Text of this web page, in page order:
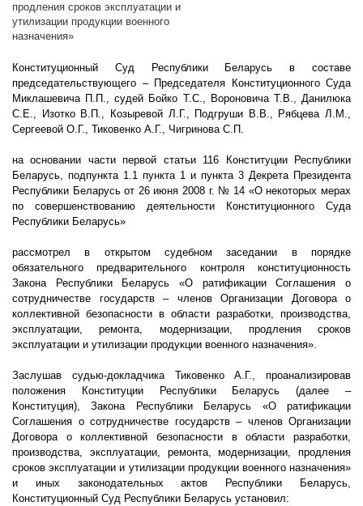
продления сроков эксплуатации и
утилизации продукции военного
назначения»
Конституционный Суд Республики Беларусь в составе
председательствующего – Председателя Конституционного Суда
Миклашевича П.П., судей Бойко Т.С., Вороновича Т.В., Данилюка
С.Е., Изотко В.П., Козыревой Л.Г., Подгруши В.В., Рябцева Л.М.,
Сергеевой О.Г., Тиковенко А.Г., Чигринова С.П.
на основании части первой статьи 116 Конституции Республики
Беларусь, подпункта 1.1 пункта 1 и пункта 3 Декрета Президента
Республики Беларусь от 26 июня 2008 г. № 14 «О некоторых мерах
по совершенствованию деятельности Конституционного Суда
Республики Беларусь»
рассмотрел в открытом судебном заседании в порядке
обязательного предварительного контроля конституционность
Закона Республики Беларусь «О ратификации Соглашения о
сотрудничестве государств – членов Организации Договора о
коллективной безопасности в области разработки, производства,
эксплуатации, ремонта, модернизации, продления сроков
эксплуатации и утилизации продукции военного назначения».
Заслушав судью-докладчика Тиковенко А.Г., проанализировав
положения Конституции Республики Беларусь (далее –
Конституция), Закона Республики Беларусь «О ратификации
Соглашения о сотрудничестве государств – членов Организации
Договора о коллективной безопасности в области разработки,
производства, эксплуатации, ремонта, модернизации, продления
сроков эксплуатации и утилизации продукции военного назначения»
и иных законодательных актов Республики Беларусь,
Конституционный Суд Республики Беларусь установил: